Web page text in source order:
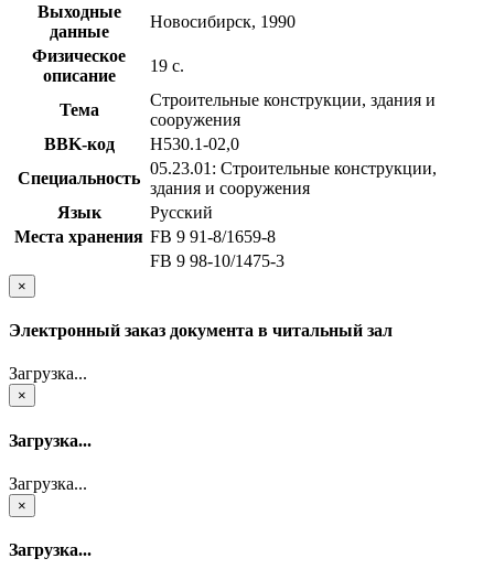
Выходные
данные
Новосибирск, 1990
Физическое
описание
19 с.
Тема
Строительные конструкции, здания и
сооружения
BBK-код
Н530.1-02,0
Специальность
05.23.01: Строительные конструкции,
здания и сооружения
Язык
Русский
Места хранения FB 9 91-8/1659-8
FB 9 98-10/1475-3
×
Электронный заказ документа в читальный зал
Загрузка...
×
Загрузка...
Загрузка...
×
Загрузка...